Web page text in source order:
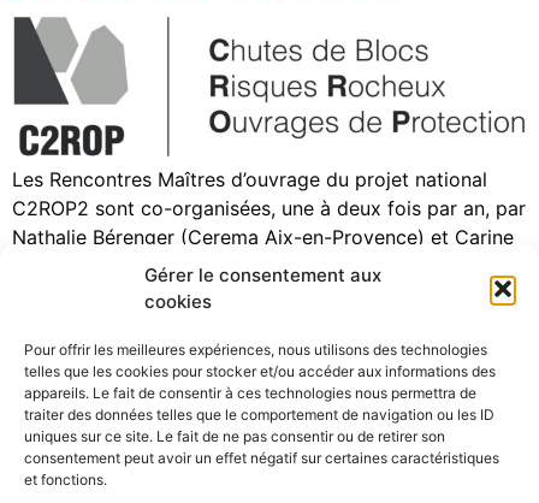
Gérer le consentement aux
cookies
Pour offrir les meilleures expériences, nous utilisons des technologies
telles que les cookies pour stocker et/ou accéder aux informations des
appareils. Le fait de consentir à ces technologies nous permettra de
traiter des données telles que le comportement de navigation ou les ID
uniques sur ce site. Le fait de ne pas consentir ou de retirer son
consentement peut avoir un effet négatif sur certaines caractéristiques
et fonctions.
Les Rencontres Maîtres d’ouvrage du projet national
C2ROP2 sont co-organisées, une à deux fois par an, par
Nathalie Bérenger (Cerema Aix-en-Provence) et Carine
Peisser (PARN). La 3e rencontre C2ROP2 s’est tenue à
Bron (Cerema Centre-est), le jeudi 23 novembre 2023.
(REX MOA – Point d’avancement actions C2ROP2 – […]
©Pôle Alpin d’études et de recherche pour la prévention des